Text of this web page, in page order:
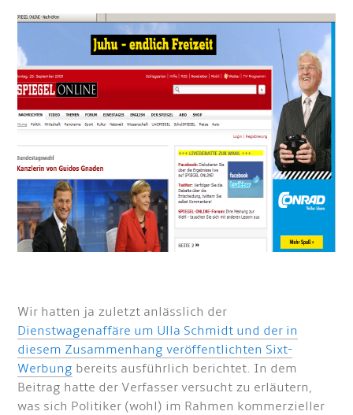
Wir hatten ja zuletzt anlässlich der
Dienstwagenaffäre um Ulla Schmidt und der in
diesem Zusammenhang veröffentlichten Sixt-
Werbung bereits ausführlich berichtet. In dem
Beitrag hatte der Verfasser versucht zu erläutern,
was sich Politiker (wohl) im Rahmen kommerzieller